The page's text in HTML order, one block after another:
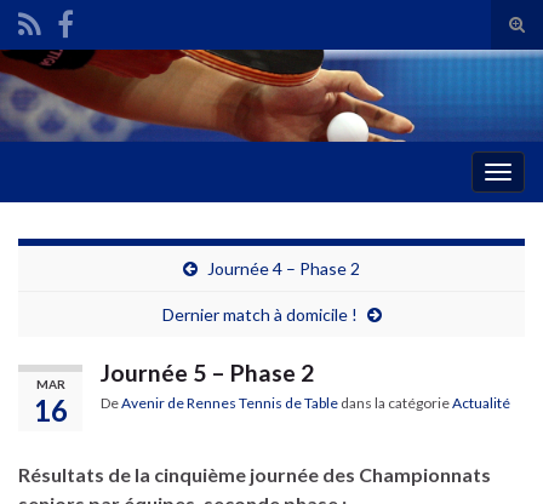
Search for:
Journée 4 – Phase 2
Dernier match à domicile !
MAR
16
Journée 5 – Phase 2
DeAvenir de Rennes Tennis de Table dans la catégorieActualité
Résultats de la cinquième journée des Championnats